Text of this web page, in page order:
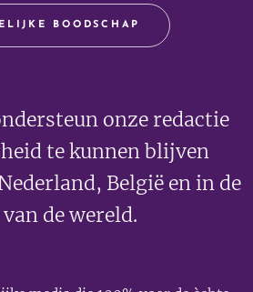
BOODSCHAP
onze redactie
te kunnen blijven
België en in de
de wereld.